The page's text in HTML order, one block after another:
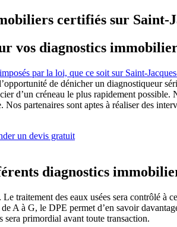
certifiés sur Saint-
vos diagnostics
par la loi, que ce soit sur Saint-
de dénicher un diagnostiqueur
d’un créneau le plus rapidement
partenaires sont aptes à réaliser des
un devis gratuit
diagnostics
traitement des eaux usées sera contrôlé
A à G, le DPE permet d’en savoir
sera primordial avant toute transaction.